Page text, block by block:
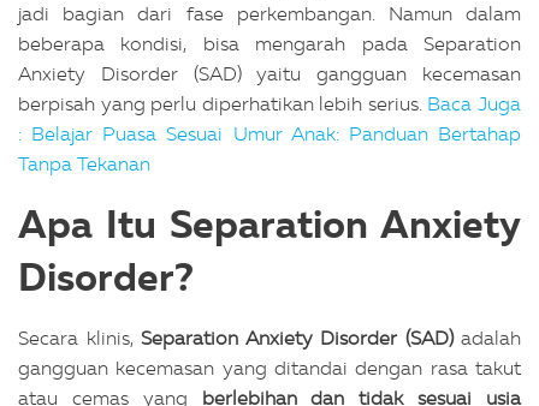
jadi bagian dari fase perkembangan. Namun dalam
beberapa kondisi, bisa mengarah pada Separation
Anxiety Disorder (SAD) yaitu gangguan kecemasan
berpisah yang perlu diperhatikan lebih serius. Baca Juga
: Belajar Puasa Sesuai Umur Anak: Panduan Bertahap
Tanpa Tekanan
Apa Itu Separation Anxiety
Disorder?
Secara klinis, Separation Anxiety Disorder (SAD)adalah
gangguan kecemasan yang ditandai dengan rasa takut
atau cemas yang berlebihan dan tidak sesuai usia